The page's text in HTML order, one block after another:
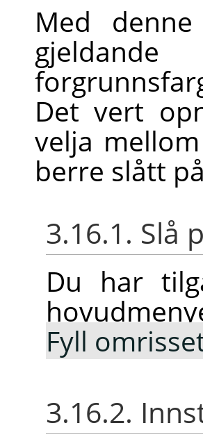
Med
Det vert
velja
berre slått
3.16.1. Slå
Du har
Fyll
3.16.2.